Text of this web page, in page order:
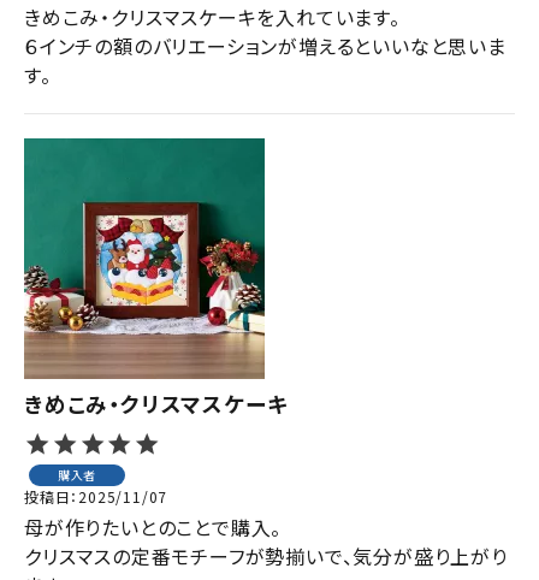
きめこみ・クリスマスケーキを入れています。
６インチの額のバリエーションが増えるといいなと思いま
す。
きめこみ・クリスマスケーキ
購入者
投稿日 2025/11/07
母が作りたいとのことで購入。
クリスマスの定番モチーフが勢揃いで、気分が盛り上がり